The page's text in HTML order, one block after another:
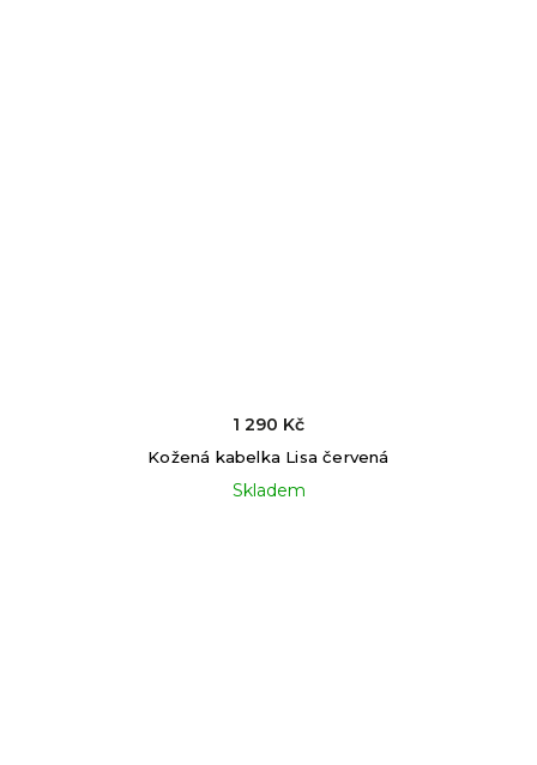
Kožená kabelka Lisa červená
Skladem
1 290 Kč